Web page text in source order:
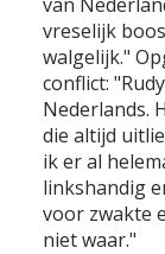
vreselijk
walgelijk."
conflict:
Nederlands.
die altijd
ik er al
linkshandig
voor zwakte
niet waar."